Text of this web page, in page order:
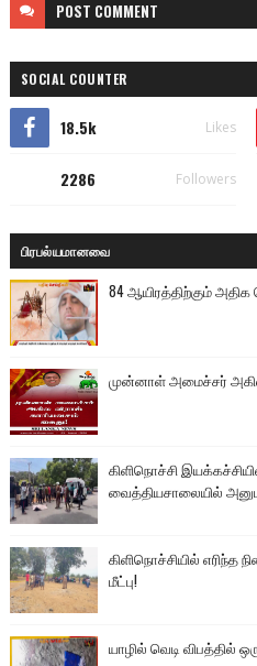
POST COMMENT
SOCIAL COUNTER
18.5k Likes
2286 Followers
பிரபல்யமானவை
84 ஆயிரத்திற்கும்
முன்னாள் அமைச்சர்
கிளிநொச்சி
வைத்தியசாலையில்
கிளிநொச்சியில்
மீட்பு!
யாழில் வெடி விபத்தில்